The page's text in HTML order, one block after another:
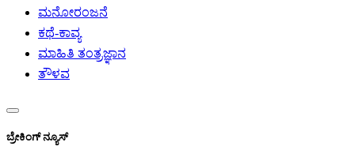
ಮನೋರಂಜನೆ
ಕಥೆ-ಕಾವ್ಯ
ಮಾಹಿತಿ ತಂತ್ರಜ್ಞಾನ
ತೌಳವ
ಬ್ರೇಕಿಂಗ್ ನ್ಯೂಸ್